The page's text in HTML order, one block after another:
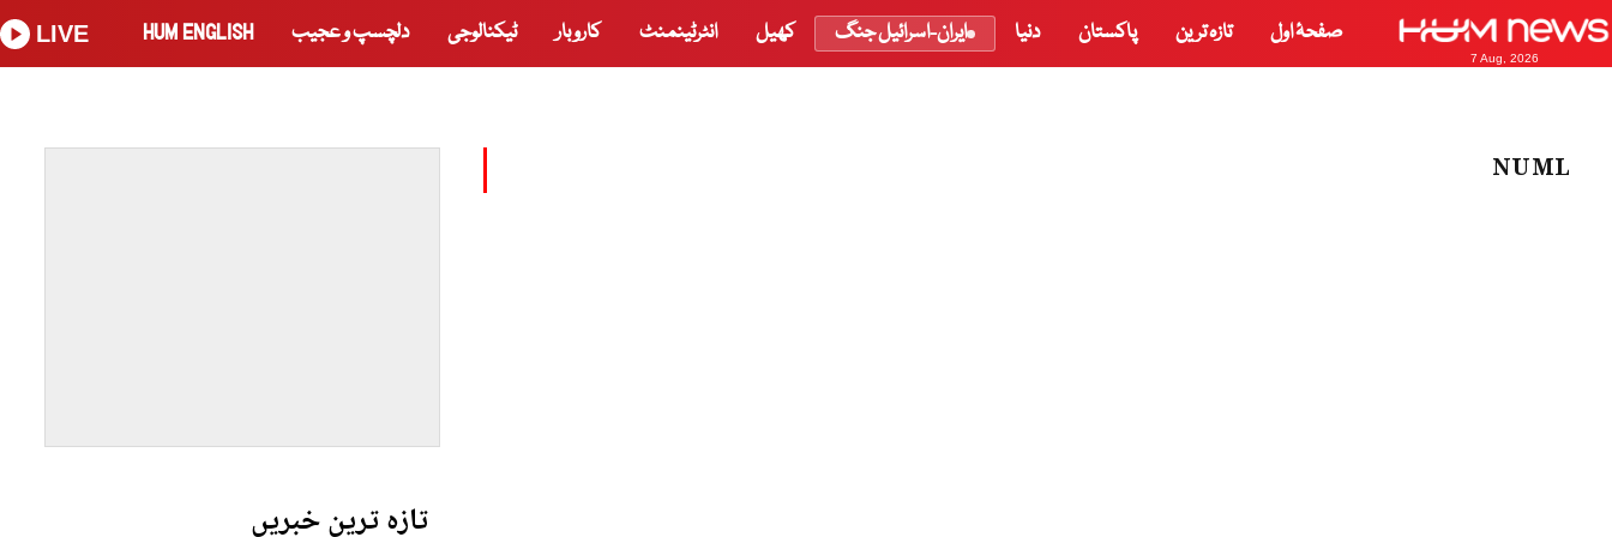
7 Aug, 2026
صفحۂ اول تازہ ترین پاکستان دنیا ایران-اسرائیل جنگ کھیل انٹرٹینمنٹ کاروبار ٹیکنالوجی دلچسپ و عجیب HUM ENGLISH
LIVE
NUML
تازہ ترین خبریں